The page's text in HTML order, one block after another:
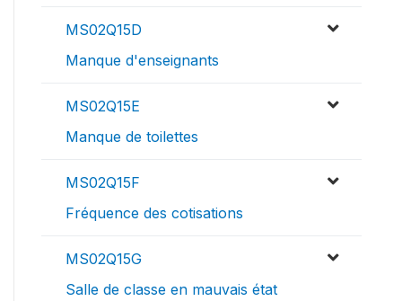
MS02Q15D
Manque d'enseignants
MS02Q15E
Manque de toilettes
MS02Q15F
Fréquence des cotisations
MS02Q15G
Salle de classe en mauvais état